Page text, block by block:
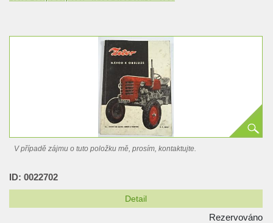
V případě zájmu o tuto položku mě, prosím, kontaktujte.
ID: 0022702
Detail
Rezervováno